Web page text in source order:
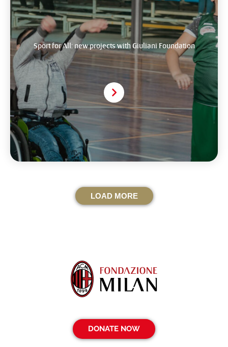
Sport for All: new projects with Giuliani Foundation
LOAD MORE
DONATE NOW